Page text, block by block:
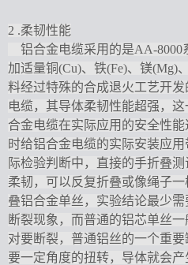
2 .柔韧性能
铝合金电缆采用的是AA-8000
加适量铜(Cu)、铁(Fe)、镁
料经过特殊的合成退火工艺开
电缆，其导体柔韧性能超强，
合金电缆在实际应用的安全性
时给铝合金电缆的实际安装应
际检验判断中，直接的手折叠
柔韧，可以反复折叠或像绳子
叠铝合金单丝，实验结论最少
断裂现象，而普通的铝芯单丝
对要断裂，普通铝丝的一个重
要一定角度的扭转，导体就会